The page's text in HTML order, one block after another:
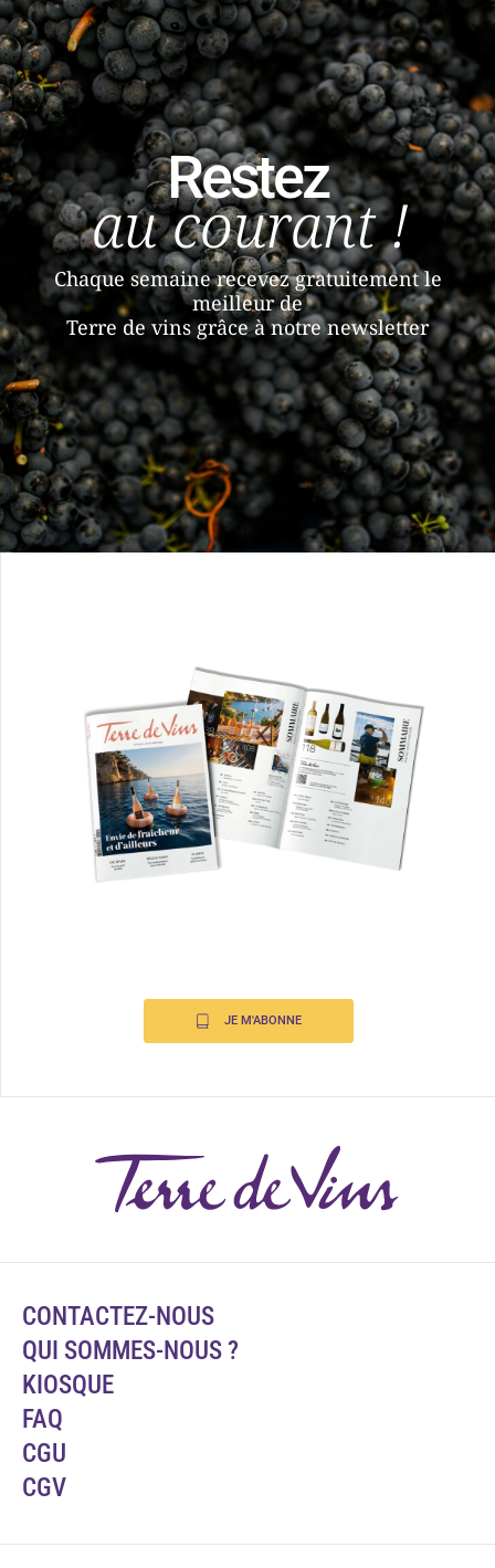
Restez
au courant !
Chaque semaine recevez gratuitement le
meilleur de
Terre de vins grâce à notre newsletter
JE M'ABONNE
CONTACTEZ-NOUS
QUI SOMMES-NOUS ?
KIOSQUE
FAQ
CGU
CGV